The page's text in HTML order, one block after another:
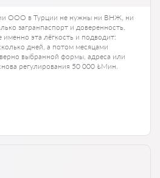
ООО в Турции не нужны ни ВНЖ, ни
загранпаспорт и доверенность.
именно эта лёгкость и подводит:
дней, а потом месяцами
выбранной формы, адреса или
регулирования 50 000 ₺Мин.